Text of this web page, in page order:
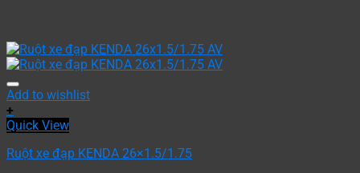
Add to wishlist
+
Quick View
Ruột xe đạp KENDA 26×1.5/1.75